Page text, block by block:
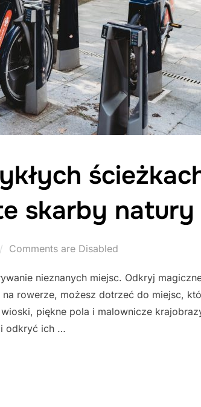
skarby natury
Comments are Disabled
nieznanych miejsc. Odkryj
rowerze, możesz dotrzeć do miejsc,
piękne pola i malownicze
i odkryć ich …